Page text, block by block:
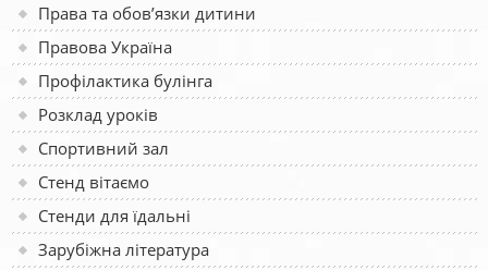
Права та обов’язки дитини
Правова Україна
Профілактика булінга
Розклад уроків
Спортивний зал
Стенд вітаємо
Стенди для їдальні
Зарубіжна література